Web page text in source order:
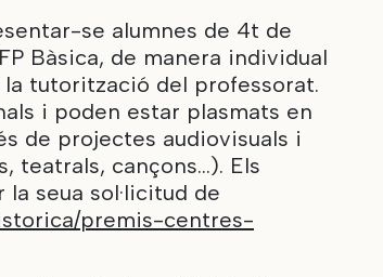
se alumnes de 4t de
Bàsica, de manera individual
tutorització del professorat.
i poden estar plasmats en
de projectes audiovisuals i
teatrals, cançons…). Els
seua sol·licitud de
premis-centres-